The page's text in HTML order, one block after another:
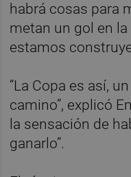
habrá cosas para
metan un gol en
estamos
“La Copa es así,
camino”, explicó
la sensación de
ganarlo”.